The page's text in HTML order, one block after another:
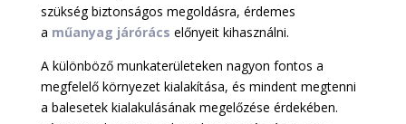
szükség biztonságos megoldásra, érdemes
a műanyag járórács előnyeit kihasználni.
A különböző munkaterületeken nagyon fontos a
megfelelő környezet kialakítása, és mindent megtenni
a balesetek kialakulásának megelőzése érdekében.